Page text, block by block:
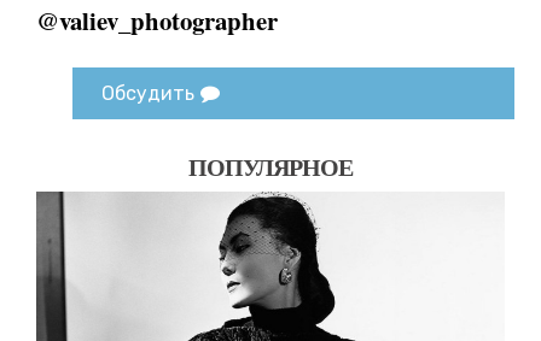
@valiev_photographer
Обсудить
ПОПУЛЯРНОЕ